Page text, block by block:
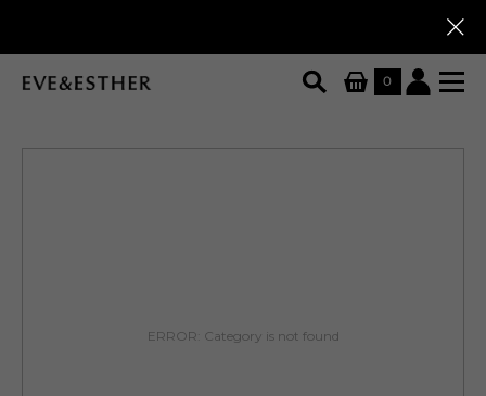
0
ERROR: Category is not found